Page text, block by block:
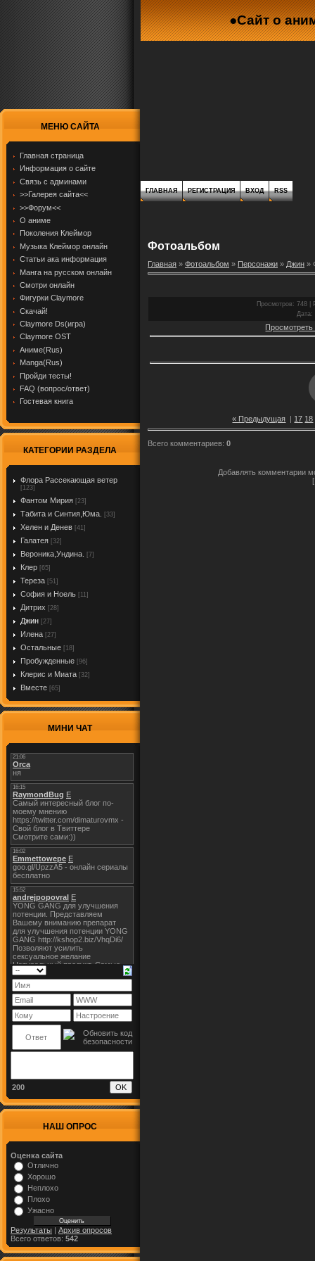
МЕНЮ САЙТА
Главная страница
Информация о сайте
Связь с админами
>>Галерея сайта<<
>>Форум<<
О аниме
Поколения Клеймор
Музыка Клеймор онлайн
Статьи ака информация
Манга на русском онлайн
Смотри онлайн
Фигурки Claymore
Скачай!
Claymore Ds(игра)
Claymore OST
Аниме(Rus)
Manga(Rus)
Пройди тесты!
FAQ (вопрос/ответ)
Гостевая книга
КАТЕГОРИИ РАЗДЕЛА
Флора Рассекающая ветер
[123]
Фантом Мирия [23]
Табита и Синтия,Юма. [33]
Хелен и Денев [41]
Галатея [32]
Вероника,Ундина. [7]
Клер [65]
Тереза [51]
София и Ноель [11]
Дитрих [28]
Джин [27]
Илена [27]
Остальные [18]
Пробужденные [96]
Клерис и Миата [32]
Вместе [65]
МИНИ ЧАТ
200
НАШ ОПРОС
Оценка сайта
Отлично
Хорошо
Неплохо
Плохо
Ужасно
Результаты | Архив опросов
Всего ответов: 542
●Сайт о
ГЛАВНАЯ РЕГИСТРАЦИЯ ВХОД RSS
Фотоальбом
Главная » Фотоальбом » Персонажи » Джин »
Просмотров: 748 |
Дата:
« Предыдущая | 17 18
Всего комментариев: 0
Добавлять комментарии